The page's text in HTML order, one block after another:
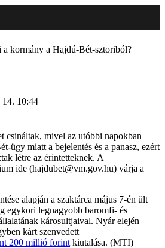
kormány a Hajdú-Bét-sztoriból?
14. 10:44
csináltak, mivel az utóbbi napokban
ügy miatt a bejelentés és a panasz, ezért
létre az érintetteknek. A
ide (hajdubet@vm.gov.hu) várja a
alapján a szaktárca május 7-én ült
egykori legnagyobb baromfi- és
károsultjaival. Nyár elején
kárt szenvedett
200 millió forint kiutalása. (MTI)